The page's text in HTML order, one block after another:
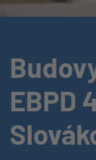
EBPD